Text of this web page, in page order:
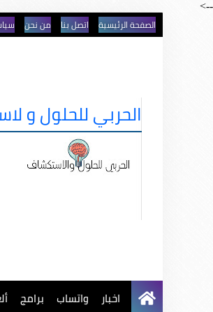
-->
الصفحة الرئيسية اتصل بنا من نحن
الحربي للحلول و
اخبار واتساب برامج